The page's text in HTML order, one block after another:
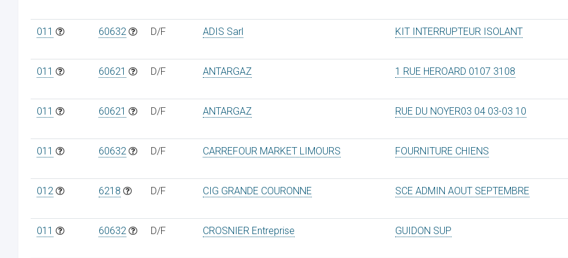
011 60632 D/F ADIS Sarl KIT INTERRUPTEUR ISOLANT
011 60621 D/F ANTARGAZ 1 RUE HEROARD 0107 3108
011 60621 D/F ANTARGAZ RUE DU NOYER03 04 03-03 10
011 60632 D/F CARREFOUR MARKET LIMOURS FOURNITURE CHIENS
012 6218 D/F CIG GRANDE COURONNE SCE ADMIN AOUT SEPTEMBRE
011 60632 D/F CROSNIER Entreprise GUIDON SUP